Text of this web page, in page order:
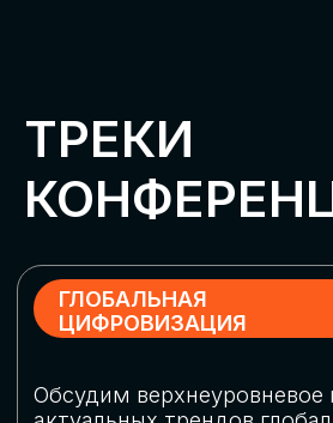
ЦИФРОВИЗАЦИЯ
МАРКЕТИНГА И ПРОДАЖ
Обменяемся опытом, какие ИИ-решения
в маркетинге и продажах наиболее
рекламными кампаниями показывают
наибольшую эффективность
РОБОТИЗАЦИЯ